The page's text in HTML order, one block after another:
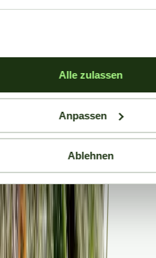
Alle zulassen
Anpassen
Ablehnen